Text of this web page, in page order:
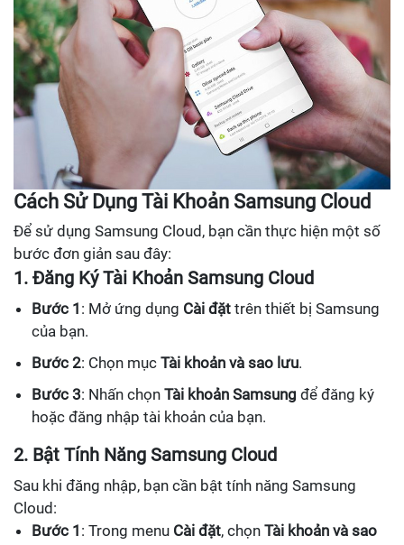
Cách Sử Dụng Tài Khoản Samsung Cloud
Để sử dụng Samsung Cloud, bạn cần thực hiện một số
bước đơn giản sau đây:
1. Đăng Ký Tài Khoản Samsung Cloud
Bước 1 : Mở ứng dụng Cài đặt trên thiết bị Samsung
của bạn.
Bước 2: Chọn mục Tài khoản và sao lưu.
Bước 3: Nhấn chọn Tài khoản Samsung để đăng ký
hoặc đăng nhập tài khoản của bạn.
2. Bật Tính Năng Samsung Cloud
Sau khi đăng nhập, bạn cần bật tính năng Samsung
Cloud:
Bước 1 : Trong menu Cài đặt, chọn Tài khoản và sao